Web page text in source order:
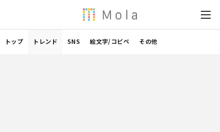
トップ トレンド SNS 絵文字/コピペ その他